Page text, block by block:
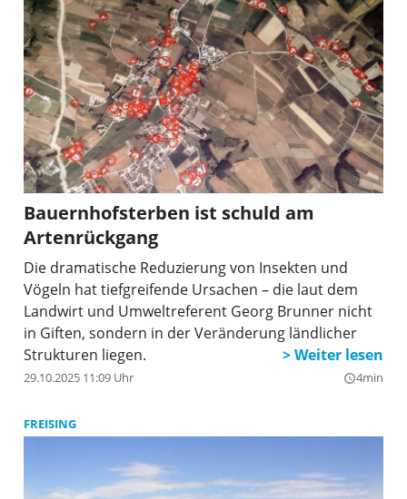
Bauernhofsterben ist schuld am
Artenrückgang
Die dramatische Reduzierung von Insekten und
Vögeln hat tiefgreifende Ursachen – die laut dem
Landwirt und Umweltreferent Georg Brunner nicht
in Giften, sondern in der Veränderung ländlicher
Strukturen liegen.
29.10.2025 11:09 Uhr query_builder4min
FREISING